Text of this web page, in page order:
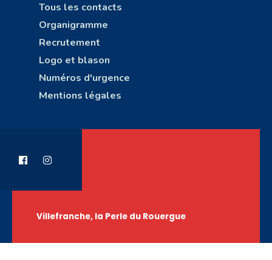
Tous les contacts
Organigramme
Recrutement
Logo et blason
Numéros d'urgence
Mentions légales
Villefranche, la Perle du Rouergue